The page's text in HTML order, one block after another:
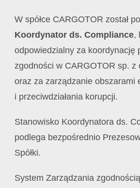
W spółce CARGOTOR został
Koordynator ds. Compliance,
odpowiedzialny za koordynację
zgodności w CARGOTOR sp. z
oraz za zarządzanie obszarami
i przeciwdziałania korupcji.
Stanowisko Koordynatora ds.
podlega bezpośrednio
Spółki.
System Zarządzania